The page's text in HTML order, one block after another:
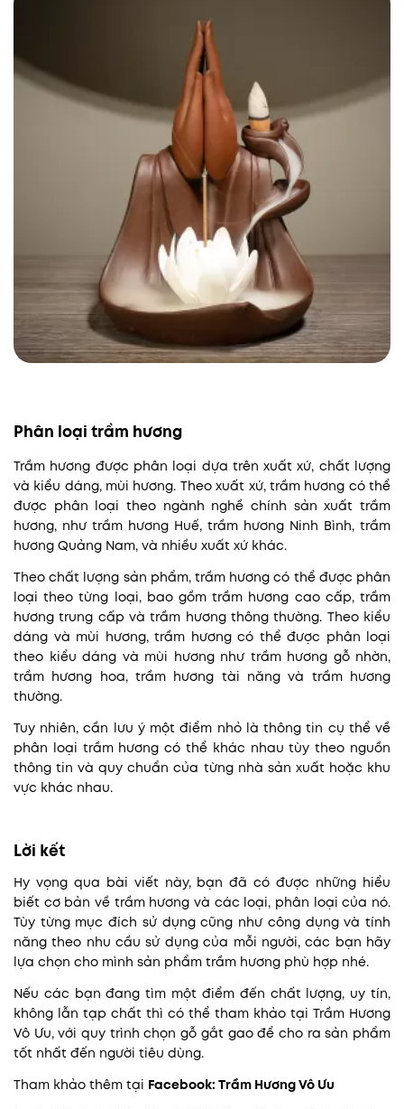
Phân loại trầm hương
Trầm hương được phân loại dựa trên xuất xứ, chất lượng
và kiểu dáng, mùi hương. Theo xuất xứ, trầm hương có thể
được phân loại theo ngành nghề chính sản xuất trầm
hương, như trầm hương Huế, trầm hương Ninh Bình, trầm
hương Quảng Nam, và nhiều xuất xứ khác.
Theo chất lượng sản phẩm, trầm hương có thể được phân
loại theo từng loại, bao gồm trầm hương cao cấp, trầm
hương trung cấp và trầm hương thông thường. Theo kiểu
dáng và mùi hương, trầm hương có thể được phân loại
theo kiểu dáng và mùi hương như trầm hương gỗ nhờn,
trầm hương hoa, trầm hương tài năng và trầm hương
thường.
Tuy nhiên, cần lưu ý một điểm nhỏ là thông tin cụ thể về
phân loại trầm hương có thể khác nhau tùy theo nguồn
thông tin và quy chuẩn của từng nhà sản xuất hoặc khu
vực khác nhau.
Lời kết
Hy vọng qua bài viết này, bạn đã có được những hiểu
biết cơ bản về trầm hương và các loại, phân loại của nó.
Tùy từng mục đích sử dụng cũng như công dụng và tính
năng theo nhu cầu sử dụng của mỗi người, các bạn hãy
lựa chọn cho mình sản phẩm trầm hương phù hợp nhé.
Nếu các bạn đang tìm một điểm đến chất lượng, uy tín,
không lẫn tạp chất thì có thể tham khảo tại Trầm Hương
Vô Ưu, với quy trình chọn gỗ gắt gao để cho ra sản phẩm
tốt nhất đến người tiêu dùng.
Tham khảo thêm tại Facebook: Trầm Hương Vô Ưu